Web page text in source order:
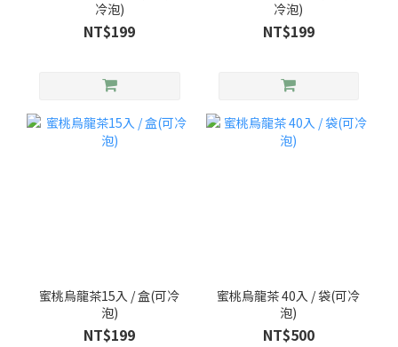
冷泡)
NT$199
冷泡)
NT$199
蜜桃烏龍茶15入 / 盒(可冷
泡)
NT$199
蜜桃烏龍茶 40入 / 袋(可冷
泡)
NT$500